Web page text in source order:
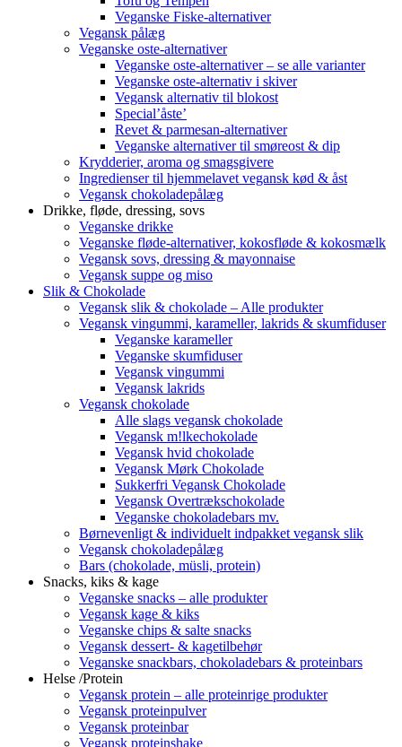
Veganske Fiske-alternativer
Vegansk pålæg
Veganske oste-alternativer
Veganske oste-alternativer – se alle varianter
Veganske oste-alternativ i skiver
Vegansk alternativ til blokost
Special’åste’
Revet & parmesan-alternativer
Veganske alternativer til smøreost & dip
Krydderier, aroma og smagsgivere
Ingredienser til hjemmelavet vegansk kød & åst
Vegansk chokoladepålæg
Drikke, fløde, dressing, sovs
Veganske drikke
Veganske fløde-alternativer, kokosfløde & kokosmælk
Vegansk sovs, dressing & mayonnaise
Vegansk suppe og miso
Slik & Chokolade
Vegansk slik & chokolade – Alle produkter
Vegansk vingummi, karameller, lakrids & skumfiduser
Veganske karameller
Veganske skumfiduser
Vegansk vingummi
Vegansk lakrids
Vegansk chokolade
Alle slags vegansk chokolade
Vegansk m!lkechokolade
Vegansk hvid chokolade
Vegansk Mørk Chokolade
Sukkerfri Vegansk Chokolade
Vegansk Overtrækschokolade
Veganske chokoladebars mv.
Børnevenligt & individuelt indpakket vegansk slik
Vegansk chokoladepålæg
Bars (chokolade, müsli, protein)
Snacks, kiks & kage
Veganske snacks – alle produkter
Vegansk kage & kiks
Veganske chips & salte snacks
Vegansk dessert- & kagetilbehør
Veganske snackbars, chokoladebars & proteinbars
Helse /Protein
Vegansk protein – alle proteinrige produkter
Vegansk proteinpulver
Vegansk proteinbar
Vegansk proteinshake